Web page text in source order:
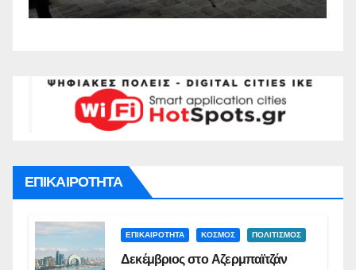
ΕΠΙΚΑΙΡΟΤΗΤΑ
ΕΠΙΚΑΙΡΟΤΗΤΑ ΚΟΣΜΟΣ ΠΟΛΙΤΙΣΜΟΣ
Δεκέμβριος στο Αζερμπαϊτζάν